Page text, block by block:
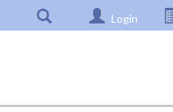
Login